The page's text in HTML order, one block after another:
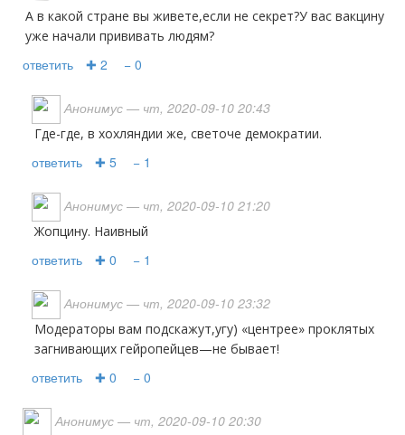
А в какой стране вы живете,если не секрет?У вас вакцину
уже начали прививать людям?
ответить ✚ 2 − 0
Анонимус — чт, 2020-09-10 20:43
Где-где, в хохляндии же, светоче демократии.
ответить ✚ 5 − 1
Анонимус — чт, 2020-09-10 21:20
Жопцину. Наивный
ответить ✚ 0 − 1
Анонимус — чт, 2020-09-10 23:32
Модераторы вам подскажут,угу) «центрее» проклятых
загнивающих гейропейцев—не бывает!
ответить ✚ 0 − 0
Анонимус — чт, 2020-09-10 20:30